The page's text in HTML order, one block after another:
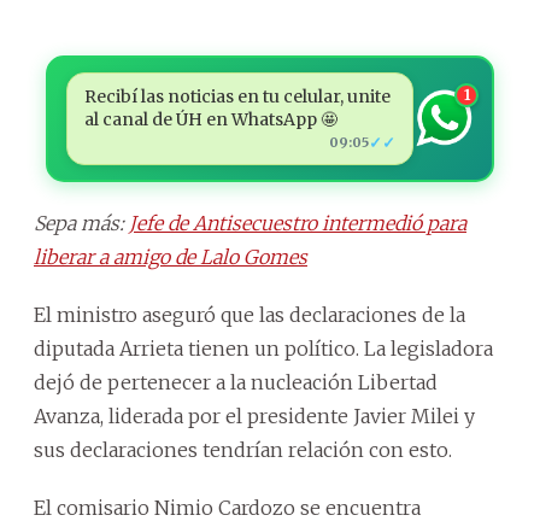
Recibí las noticias en tu celular, unite
al canal de ÚH en WhatsApp 🤩
09:05✓✓
1
Sepa más: Jefe de Antisecuestro intermedió para
liberar a amigo de Lalo Gomes
El ministro aseguró que las declaraciones de la
diputada Arrieta tienen un político. La legisladora
dejó de pertenecer a la nucleación Libertad
Avanza, liderada por el presidente Javier Milei y
sus declaraciones tendrían relación con esto.
El comisario Nimio Cardozo se encuentra